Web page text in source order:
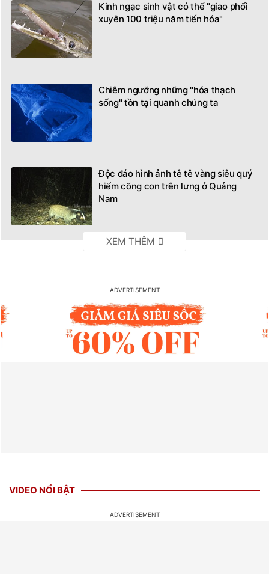
Kinh ngạc sinh vật có thể "giao phối
xuyên 100 triệu năm tiến hóa"
Chiêm ngưỡng những "hóa thạch
sống" tồn tại quanh chúng ta
Độc đáo hình ảnh tê tê vàng siêu quý
hiếm cõng con trên lưng ở Quảng
Nam
VIDEO NỔI BẬT